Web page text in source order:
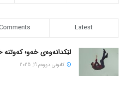
Latest
لێکدانەوەی خەو؛ کەوتنە
كانونی دووه‌م 19, 2025